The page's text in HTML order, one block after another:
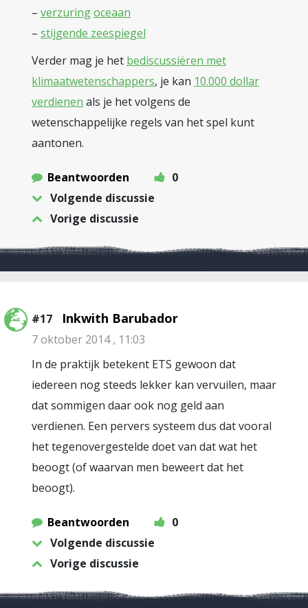
– verzuringoceaan
– stijgende zeespiegel
Verder mag je het bediscussiëren met
klimaatwetenschappers, je kan 10.000 dollar
verdienen als je het volgens de
wetenschappelijke regels van het spel kunt
aantonen.
Beantwoorden
0
Volgende discussie
Vorige discussie
#17 Inkwith Barubador
7 oktober 2014 , 11:03
In de praktijk betekent ETS gewoon dat
iedereen nog steeds lekker kan vervuilen, maar
dat sommigen daar ook nog geld aan
verdienen. Een pervers systeem dus dat vooral
het tegenovergestelde doet van dat wat het
beoogt (of waarvan men beweert dat het
beoogt).
Beantwoorden
0
Volgende discussie
Vorige discussie